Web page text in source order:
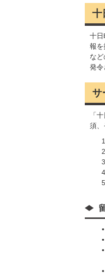
十
十日
報を
な
発令
サ
「
須、